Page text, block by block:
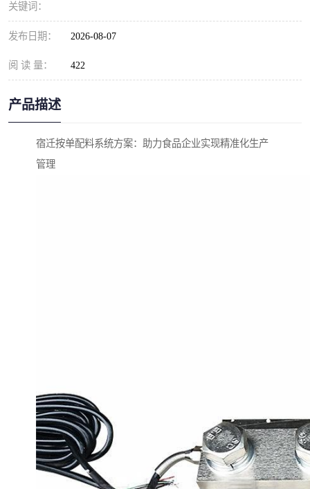
关键词：
发布日期： 2026-08-07
阅 读 量： 422
产品描述
宿迁按单配料系统方案：助力食品企业实现精准化生产
管理